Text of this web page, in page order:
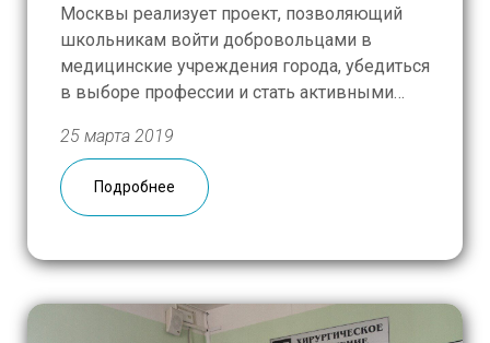
Москвы реализует проект, позволяющий
школьникам войти добровольцами в
медицинские учреждения города, убедиться
в выборе профессии и стать активными
школьников мы приглашаем принять
участие в проекте всех желающих
добровольцев независимо от возраста и
25 марта 2019
Подробнее